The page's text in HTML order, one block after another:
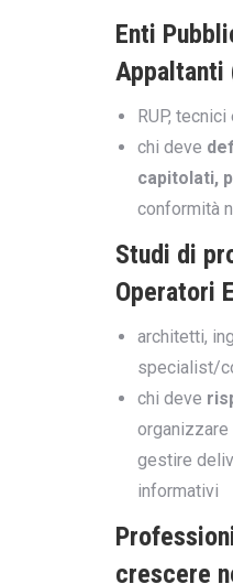
Enti
Appaltanti
RUP,
chi deve
capitolati,
conformità
Studi di
Operatori
architetti,
specialist/
chi deve
gestire
informativi
crescere